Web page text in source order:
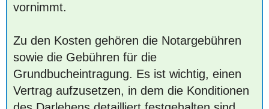
vornimmt.
Zu den Kosten gehören die Notargebühren
sowie die Gebühren für die
Grundbucheintragung. Es ist wichtig, einen
Vertrag aufzusetzen, in dem die Konditionen